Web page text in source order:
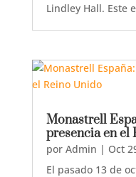
Lindley Hall. Este
Monastrell
presencia en el
por Admin | Oct
El pasado 13 de